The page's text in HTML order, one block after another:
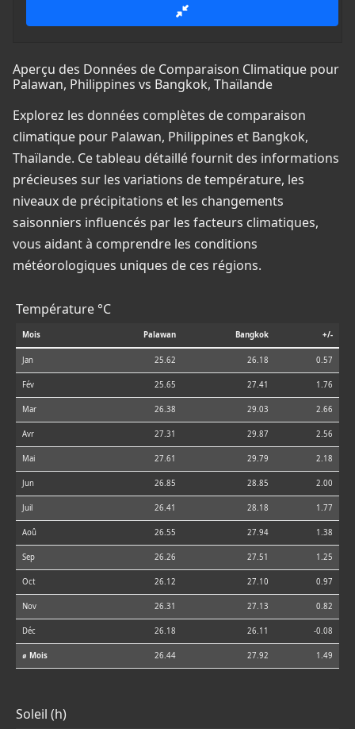
Aperçu des Données de Comparaison Climatique pour
Palawan, Philippines vs Bangkok, Thaïlande
Explorez les données complètes de comparaison
climatique pour Palawan, Philippines et Bangkok,
Thaïlande. Ce tableau détaillé fournit des informations
précieuses sur les variations de température, les
niveaux de précipitations et les changements
saisonniers influencés par les facteurs climatiques,
vous aidant à comprendre les conditions
météorologiques uniques de ces régions.
Température °C
Mois Palawan Bangkok +/-
Jan 25.62 26.18 0.57
Fév 25.65 27.41 1.76
Mar 26.38 29.03 2.66
Avr 27.31 29.87 2.56
Mai 27.61 29.79 2.18
Jun 26.85 28.85 2.00
Juil 26.41 28.18 1.77
Aoû 26.55 27.94 1.38
Sep 26.26 27.51 1.25
Oct 26.12 27.10 0.97
Nov 26.31 27.13 0.82
Déc 26.18 26.11 -0.08
⌀ Mois 26.44 27.92 1.49
Soleil (h)